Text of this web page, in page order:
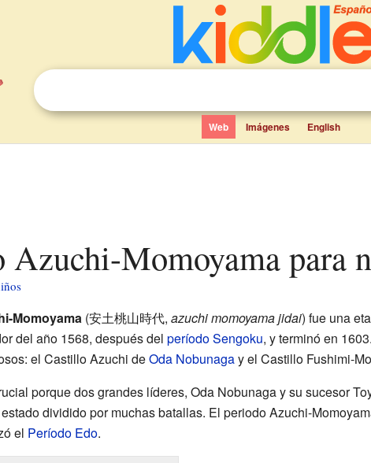
Web Imágenes English
Azuchi-Momoyama para
Momoyama(安土桃山時代, azuchi momoyama jidai) fue una
del año 1568, después del período Sengoku, y terminó en
el Castillo Azuchi deOda Nobunagay el Castillo Fushimi-
porque dos grandes líderes, Oda Nobunaga y su sucesor
dividido por muchas batallas. El periodo Azuchi-
el Período Edo.